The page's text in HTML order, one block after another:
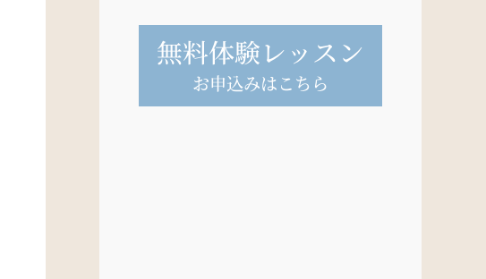
無料体験レッスン
お申込みはこちら